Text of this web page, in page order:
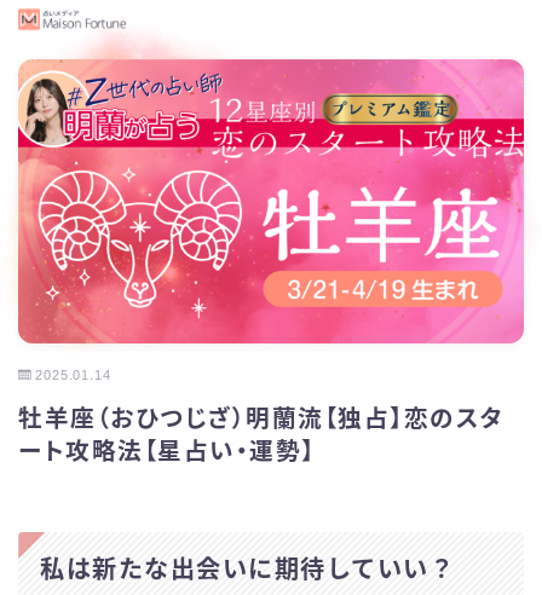
2025.01.14
牡羊座（おひつじざ）明蘭流【独占】恋のスタ
ート攻略法【星占い・運勢】
私は新たな出会いに期待していい？